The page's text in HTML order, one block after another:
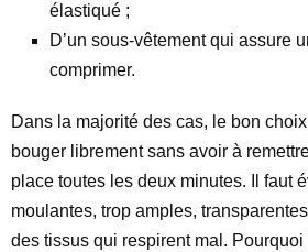
élastiqué ;
D’un sous-vêtement qui assure
comprimer.
Dans la majorité des cas, le bon
bouger librement sans avoir à
place toutes les deux minutes. Il faut
moulantes, trop amples,
des tissus qui respirent mal. Pourquoi